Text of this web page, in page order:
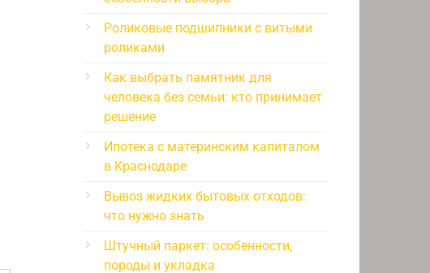
Роликовые подшипники с витыми
роликами
Как выбрать памятник для
человека без семьи: кто принимает
решение
Ипотека с материнским капиталом
в Краснодаре
Вывоз жидких бытовых отходов:
что нужно знать
Штучный паркет: особенности,
породы и укладка